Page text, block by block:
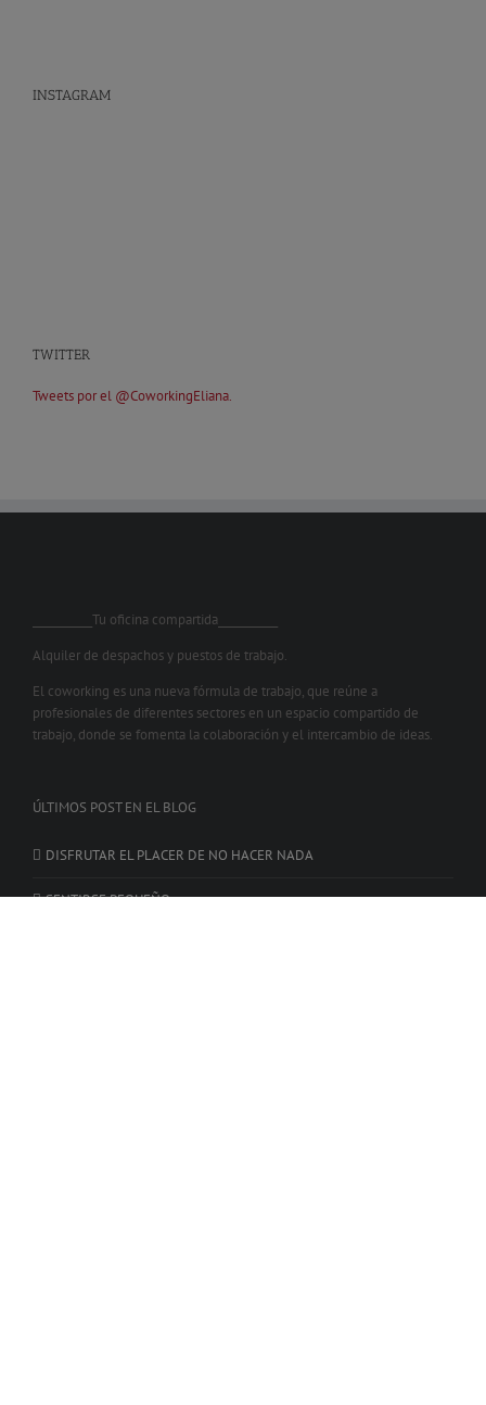
INSTAGRAM
TWITTER
Tweets por el @CoworkingEliana.
___________Tu oficina compartida___________
Alquiler de despachos y puestos de trabajo.
El coworking es una nueva fórmula de trabajo, que reúne a
profesionales de diferentes sectores en un espacio compartido de
trabajo, donde se fomenta la colaboración y el intercambio de ideas.
ÚLTIMOS POST EN EL BLOG
DISFRUTAR EL PLACER DE NO HACER NADA
SENTIRSE PEQUEÑO